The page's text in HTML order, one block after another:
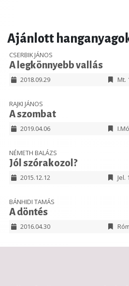
Ajánlott
CSERBIK JÁNOS
A legkönnyebb vallás
2018.09.29 Mt.
RAJKI JÁNOS
A szombat
2019.04.06
NÉMETH BALÁZS
Jól szórakozol?
2015.12.12 Jel.
BÁNHIDI TAMÁS
A döntés
2016.04.30